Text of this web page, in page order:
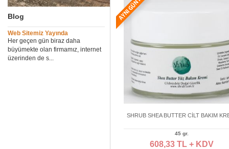
Blog
Web Sitemiz Yayında
Her geçen gün biraz daha
büyümekte olan firmamız, internet
üzerinden de s...
SHRUB SHEA BUTTER CİLT BAKIM
45 gr.
608,33 TL + KDV